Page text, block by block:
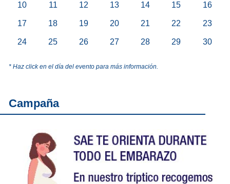
10 11 12 13 14 15 16
17 18 19 20 21 22 23
24 25 26 27 28 29 30
* Haz click en el día del evento para más información.
Campaña